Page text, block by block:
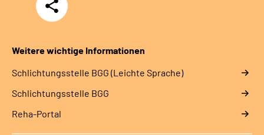
Teilen
Weitere wichtige Informationen
Schlich­tungs­stel­le BGG (Leichte Sprache)
Schlich­tungs­stel­le BGG
Reha-Portal